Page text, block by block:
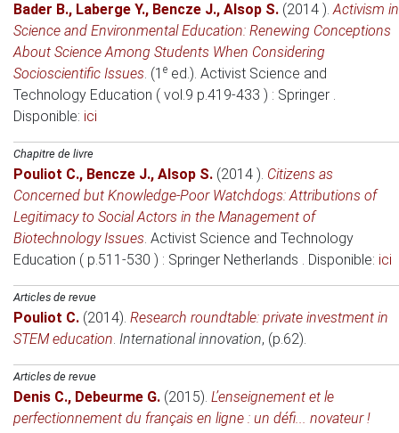
Bader B., Laberge Y., Bencze J., Alsop S. (2014 ).Activism in
Science and Environmental Education: Renewing Conceptions
About Science Among Students When Considering
Socioscientific Issues. (1 e ed.). Activist Science and
Technology Education ( vol.9 p.419-433 ) : Springer .
Disponible: ici
Chapitre de livre
Pouliot C., Bencze J., Alsop S. (2014 ). Citizens as
Concerned but Knowledge-Poor Watchdogs: Attributions of
Legitimacy to Social Actors in the Management of
Biotechnology Issues. Activist Science and Technology
Education ( p.511-530 ) : Springer Netherlands . Disponible: ici
Articles de revue
Pouliot C. (2014). Research roundtable: private investment in
STEM education. International innovation, (p.62).
Articles de revue
Denis C., Debeurme G. (2015). L’enseignement et le
perfectionnement du français en ligne : un défi... novateur !